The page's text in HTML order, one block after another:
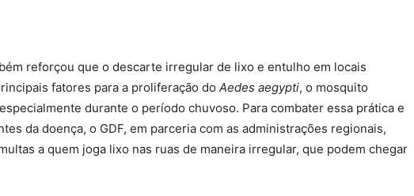
reforçou que o descarte irregular de lixo e entulho em locais
fatores para a proliferação do Aedes aegypti, o mosquito
durante o período chuvoso. Para combater essa prática e
da doença, o GDF, em parceria com as administrações regionais,
a quem joga lixo nas ruas de maneira irregular, que podem chegar